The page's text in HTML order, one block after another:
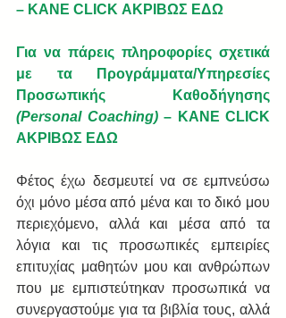
– ΚΑΝΕ CLICK ΑΚΡΙΒΩΣ ΕΔΩ
Για να πάρεις πληροφορίες σχετικά
με τα Προγράμματα/Υπηρεσίες
(Personal Coaching) – ΚΑΝΕ CLICK
ΑΚΡΙΒΩΣ ΕΔΩ
Φέτος έχω δεσμευτεί να σε εμπνεύσω
όχι μόνο μέσα από μένα και το δικό μου
περιεχόμενο, αλλά και μέσα από τα
λόγια και τις προσωπικές εμπειρίες
επιτυχίας μαθητών μου και ανθρώπων
που με εμπιστεύτηκαν προσωπικά να
συνεργαστούμε για τα βιβλία τους, αλλά